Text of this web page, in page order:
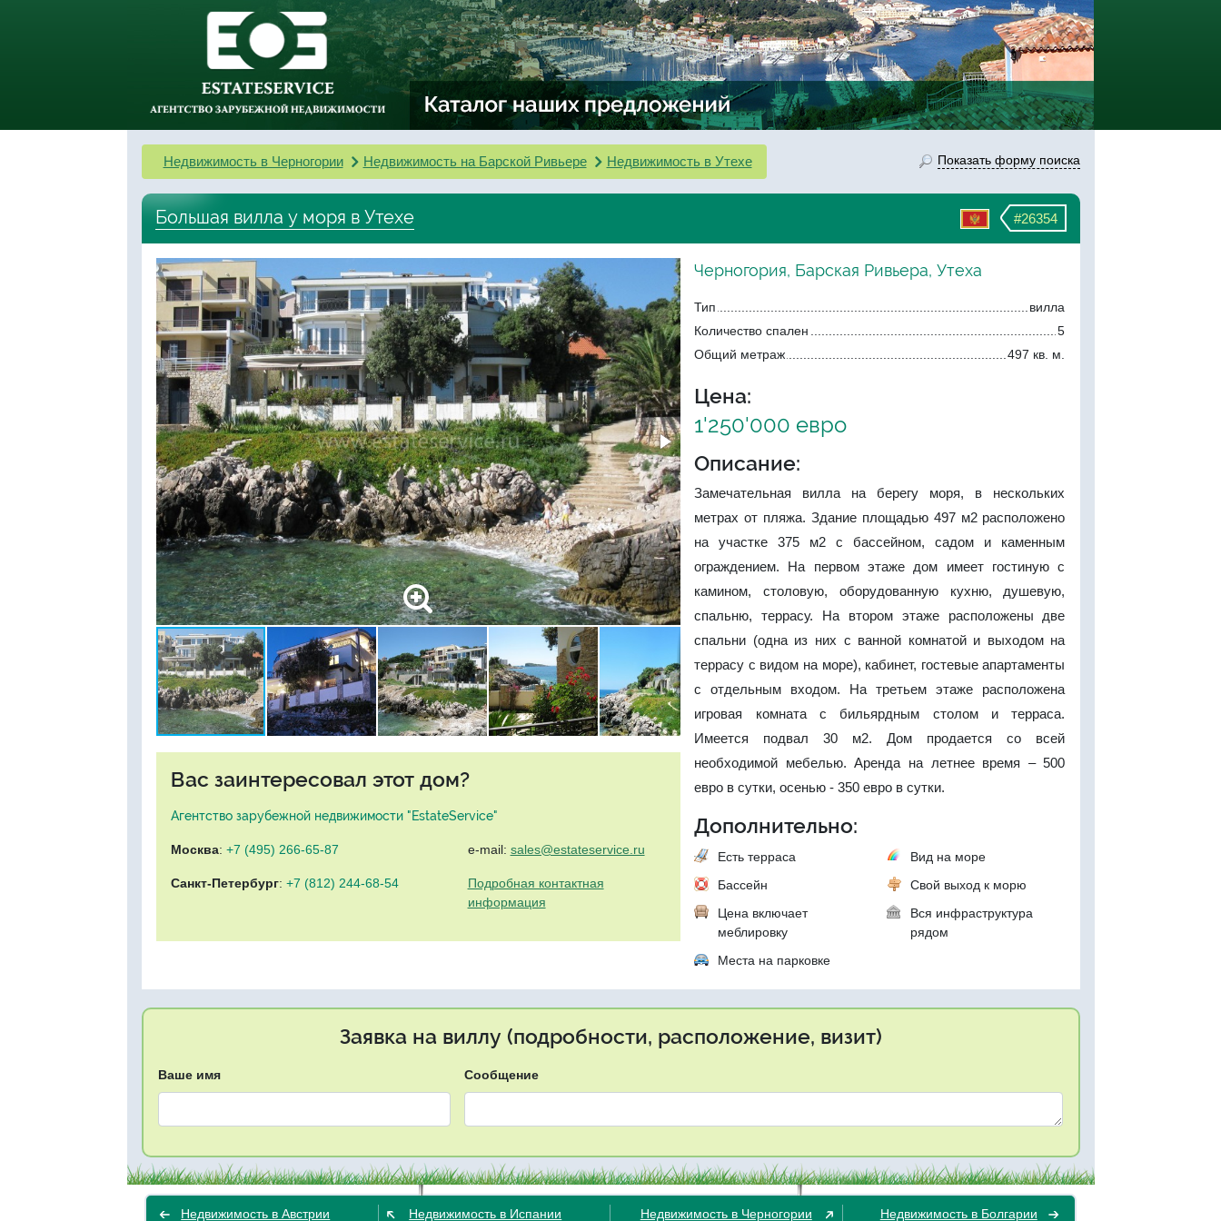
Недвижимость в Черногории Недвижимость на Барской Ривьере Недвижимость в Утехе Показать форму поиска
#26354
Большая вилла у моря в Утехе
Вас заинтересовал этот дом?
Агентство зарубежной недвижимости "EstateService"
Москва: +7 (495) 266-65-87
Санкт-Петербург: +7 (812) 244-68-54
e-mail: sales@estateservice.ru
Подробная контактная
информация
Черногория, Барская Ривьера, Утеха
Тип
вилла
Количество спален
5
Общий метраж
497 кв. м.
Цена:
1'250'000 евро
Описание:
Замечательная вилла на берегу моря, в нескольких
метрах от пляжа. Здание площадью 497 м2 расположено
на участке 375 м2 с бассейном, садом и каменным
ограждением. На первом этаже дом имеет гостиную с
камином, столовую, оборудованную кухню, душевую,
спальню, террасу. На втором этаже расположены две
спальни (одна из них с ванной комнатой и выходом на
террасу с видом на море), кабинет, гостевые апартаменты
с отдельным входом. На третьем этаже расположена
игровая комната с бильярдным столом и терраса.
Имеется подвал 30 м2. Дом продается со всей
необходимой мебелью. Аренда на летнее время – 500
евро в сутки, осенью - 350 евро в сутки.
Дополнительно:
Есть терраса
Вид на море
Бассейн
Свой выход к морю
Цена включает
меблировку
Вся инфраструктура
рядом
Места на парковке
Заявка на виллу (подробности, расположение, визит)
Ваше имя Сообщение
Недвижимость в Австрии Недвижимость в Испании Недвижимость в Черногории Недвижимость в Болгарии